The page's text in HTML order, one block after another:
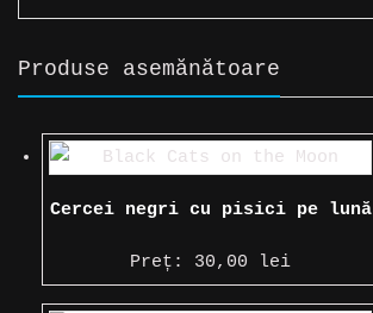
Produse asemănătoare
Cercei negri cu pisici pe lună
Preț: 30,00 lei